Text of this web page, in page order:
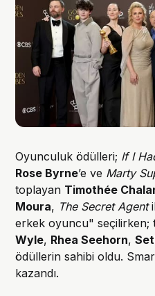
Oyunculuk ödülleri; If I
Rose Byrne’e ve Marty
toplayan Timothée
Moura, The Secret Agent
erkek oyuncu" seçilirken;
Wyle, Rhea Seehorn,
ödüllerin sahibi oldu.
kazandı.